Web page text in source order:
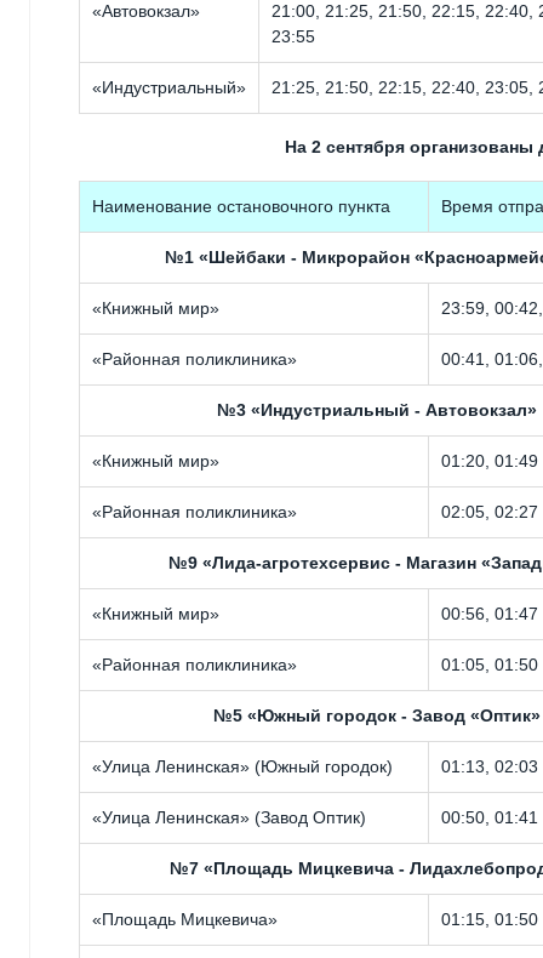
«Автовокзал»
21:00, 21:25, 21:50, 22:15, 22:40,
23:55
«Индустриальный» 21:25, 21:50, 22:15, 22:40, 23:05,
На 2 сентября
Наименование остановочного пункта Время
№1 «Шейбаки - Микрорайон
«Книжный мир» 23:59,
«Районная поликлиника» 00:41,
№3 «Индустриальный - Автовокзал»
«Книжный мир» 01:20, 01:49
«Районная поликлиника» 02:05, 02:27
№9 «Лида-агротехсервис - Магазин
«Книжный мир» 00:56, 01:47
«Районная поликлиника» 01:05, 01:50
№5 «Южный городок - Завод «Оптик»
«Улица Ленинская» (Южный городок) 01:13, 02:03
«Улица Ленинская» (Завод Оптик) 00:50, 01:41
№7 «Площадь Мицкевича -
«Площадь Мицкевича» 01:15, 01:50